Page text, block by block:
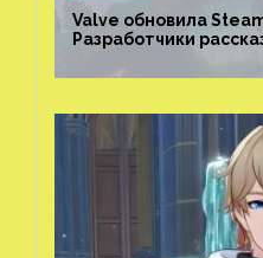
Valve обновила
Разработчики